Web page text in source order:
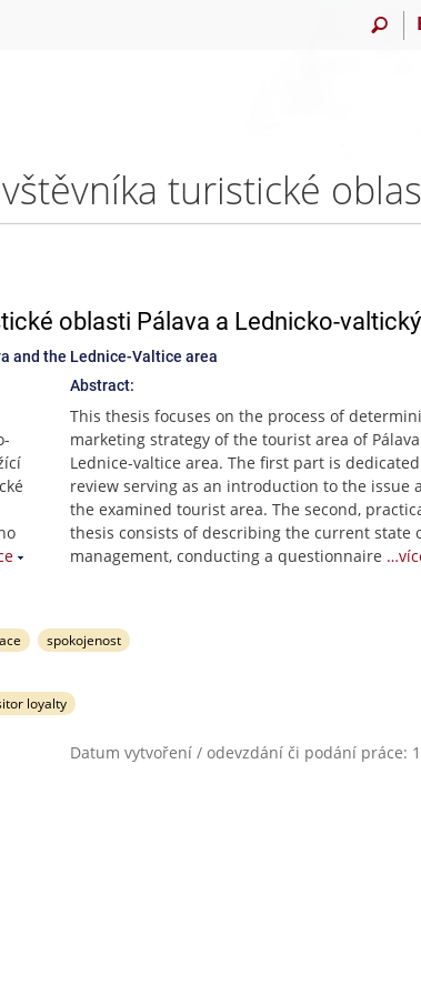
oblasti Pálava a Lednicko-valtický
and the Lednice-Valtice area
Abstract:
This thesis focuses on the process of
marketing strategy of the tourist area of
Lednice-valtice area. The first part is
review serving as an introduction to the issue
the examined tourist area. The second,
thesis consists of describing the current state
management, conducting a questionnaire
spokojenost
loyalty
Datum vytvoření / odevzdání či podání práce: